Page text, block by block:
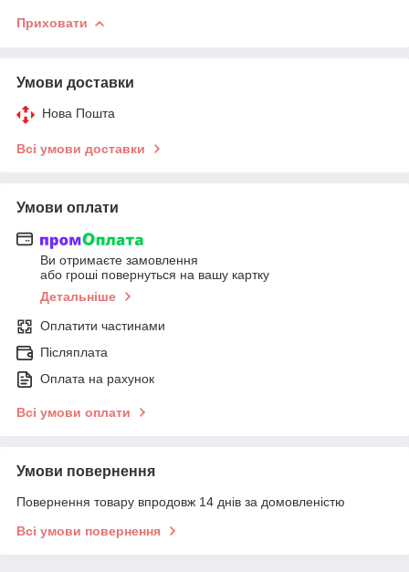
Приховати
Умови доставки
Нова Пошта
Всі умови доставки
Умови оплати
Ви отримаєте замовлення
або гроші повернуться на вашу картку
Детальніше
Оплатити частинами
Післяплата
Оплата на рахунок
Всі умови оплати
Умови повернення
Повернення товару впродовж 14 днів за домовленістю
Всі умови повернення